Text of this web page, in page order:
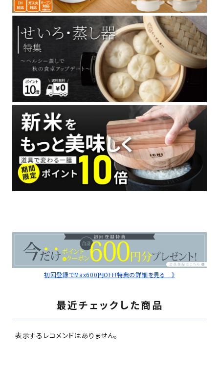
初回登録でMax600円OFF!特典の詳細を見る 》
最近チェックした商品
表示するレコメンドはありません。